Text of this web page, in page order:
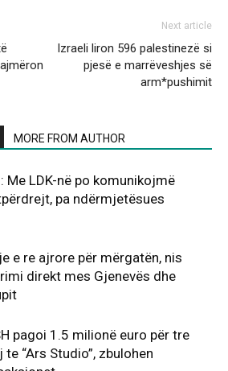
Next article
Izraeli liron 596 palestinezë si
pjesë e marrëveshjes së
arm*pushimit
MORE FROM AUTHOR
Me LDK-në po komunikojmë
pa ndërmjetësues
e re ajrore për mërgatën, nis
direkt mes Gjenevës dhe
pagoi 1.5 milionë euro për tre
te “Ars Studio”, zbulohen